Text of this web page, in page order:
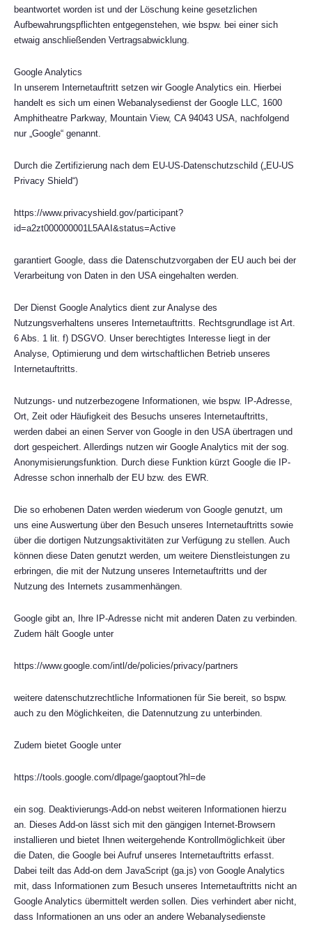
beantwortet worden ist und der Löschung keine gesetzlichen
Aufbewahrungspflichten entgegenstehen, wie bspw. bei einer sich
etwaig anschließenden Vertragsabwicklung.
Google Analytics
In unserem Internetauftritt setzen wir Google Analytics ein. Hierbei
handelt es sich um einen Webanalysedienst der Google LLC, 1600
Amphitheatre Parkway, Mountain View, CA 94043 USA, nachfolgend
nur „Google“ genannt.
Durch die Zertifizierung nach dem EU-US-Datenschutzschild („EU-US
Privacy Shield“)
https://www.privacyshield.gov/participant?
id=a2zt000000001L5AAI&status=Active
garantiert Google, dass die Datenschutzvorgaben der EU auch bei der
Verarbeitung von Daten in den USA eingehalten werden.
Der Dienst Google Analytics dient zur Analyse des
Nutzungsverhaltens unseres Internetauftritts. Rechtsgrundlage ist Art.
6 Abs. 1 lit. f) DSGVO. Unser berechtigtes Interesse liegt in der
Analyse, Optimierung und dem wirtschaftlichen Betrieb unseres
Internetauftritts.
Nutzungs- und nutzerbezogene Informationen, wie bspw. IP-Adresse,
Ort, Zeit oder Häufigkeit des Besuchs unseres Internetauftritts,
werden dabei an einen Server von Google in den USA übertragen und
dort gespeichert. Allerdings nutzen wir Google Analytics mit der sog.
Anonymisierungsfunktion. Durch diese Funktion kürzt Google die IP-
Adresse schon innerhalb der EU bzw. des EWR.
Die so erhobenen Daten werden wiederum von Google genutzt, um
uns eine Auswertung über den Besuch unseres Internetauftritts sowie
über die dortigen Nutzungsaktivitäten zur Verfügung zu stellen. Auch
können diese Daten genutzt werden, um weitere Dienstleistungen zu
erbringen, die mit der Nutzung unseres Internetauftritts und der
Nutzung des Internets zusammenhängen.
Google gibt an, Ihre IP-Adresse nicht mit anderen Daten zu verbinden.
Zudem hält Google unter
https://www.google.com/intl/de/policies/privacy/partners
weitere datenschutzrechtliche Informationen für Sie bereit, so bspw.
auch zu den Möglichkeiten, die Datennutzung zu unterbinden.
Zudem bietet Google unter
https://tools.google.com/dlpage/gaoptout?hl=de
ein sog. Deaktivierungs-Add-on nebst weiteren Informationen hierzu
an. Dieses Add-on lässt sich mit den gängigen Internet-Browsern
installieren und bietet Ihnen weitergehende Kontrollmöglichkeit über
die Daten, die Google bei Aufruf unseres Internetauftritts erfasst.
Dabei teilt das Add-on dem JavaScript (ga.js) von Google Analytics
mit, dass Informationen zum Besuch unseres Internetauftritts nicht an
Google Analytics übermittelt werden sollen. Dies verhindert aber nicht,
dass Informationen an uns oder an andere Webanalysedienste